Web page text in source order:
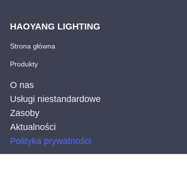
HAOYANG LIGHTING
Strona główna
Produkty
O nas
Usługi niestandardowe
Zasoby
Aktualności
Polityka prywatności
PO